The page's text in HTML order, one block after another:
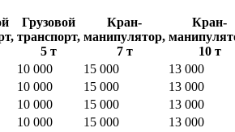
Грузовой
транспорт,
5 т
Кран-
манипулятор,
7 т
Кран-
10 т
10 000 15 000
13 000
10 000 15 000
13 000
10 000 15 000
13 000
10 000 15 000
13 000